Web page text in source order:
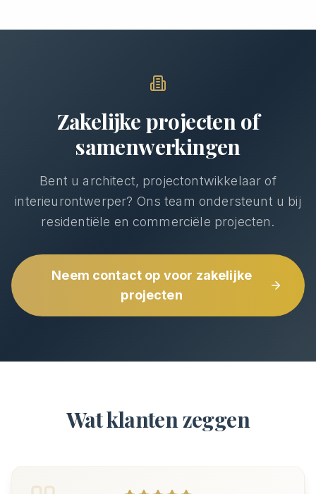
Zakelijke projecten of
samenwerkingen
Bent u architect, projectontwikkelaar of
interieurontwerper? Ons team ondersteunt u bij
residentiële en commerciële projecten.
Neem contact op voor zakelijke
projecten
Wat klanten zeggen